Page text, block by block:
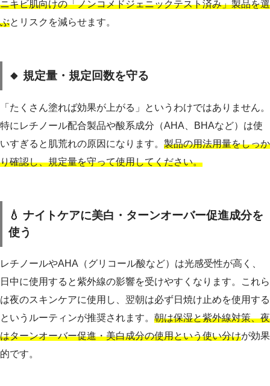
ニキビ肌向けの「ノンコメドジェニックテスト済み」製品を選
ぶとリスクを減らせます。
🔸 規定量・規定回数を守る
「たくさん塗れば効果が上がる」というわけではありません。
特にレチノール配合製品や酸系成分（AHA、BHAなど）は使
いすぎると肌荒れの原因になります。 製品の用法用量をしっか
り確認し、規定量を守って使用してください。
💧 ナイトケアに美白・ターンオーバー促進成分を
使う
レチノールやAHA（グリコール酸など）は光感受性が高く、
日中に使用すると紫外線の影響を受けやすくなります。これら
は夜のスキンケアに使用し、翌朝は必ず日焼け止めを使用する
というルーティンが推奨されます。 朝は保湿と紫外線対策、夜
はターンオーバー促進・美白成分の使用という使い分けが効果
的です。